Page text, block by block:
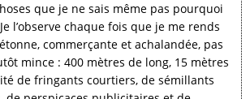
que je ne sais même pas pourquoi
l’observe chaque fois que je me rends
commerçante et achalandée, pas
mince : 400 mètres de long, 15 mètres
de fringants courtiers, de sémillants